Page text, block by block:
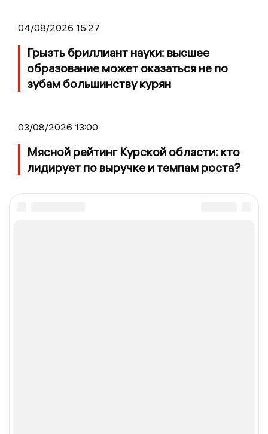
04/08/2026 15:27
Грызть бриллиант науки: высшее
образование может оказаться не по
зубам большинству курян
03/08/2026 13:00
Мясной рейтинг Курской области: кто
лидирует по выручке и темпам роста?